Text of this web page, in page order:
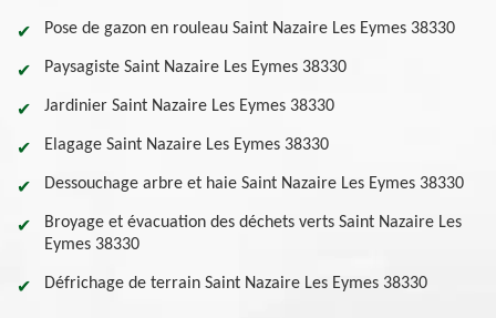
Pose de gazon en rouleau Saint Nazaire Les Eymes 38330
Paysagiste Saint Nazaire Les Eymes 38330
Jardinier Saint Nazaire Les Eymes 38330
Elagage Saint Nazaire Les Eymes 38330
Dessouchage arbre et haie Saint Nazaire Les Eymes 38330
Broyage et évacuation des déchets verts Saint Nazaire Les
Eymes 38330
Défrichage de terrain Saint Nazaire Les Eymes 38330